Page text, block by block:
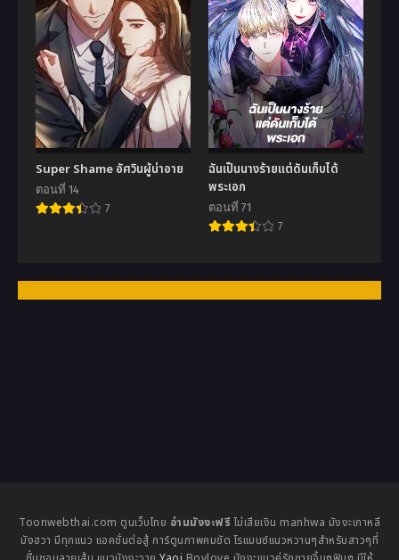
Super Shame อัศวินผู้น่าอาย
ตอนที่ 14
7
ฉันเป็นนางร้ายแต่ดันเก็บได้
พระเอก
ตอนที่ 71
7
Toonwebthai.com ตูนเว็บไทย อ่านมังงะฟรี ไม่เสียเงิน manhwa มังงะเกาหลี
มังฮวา มีทุกแนว แอคชั่นต่อสู้ การ์ตูนภาพคมชัด โรแมนซ์แนวหวานๆสำหรับสาวๆที่